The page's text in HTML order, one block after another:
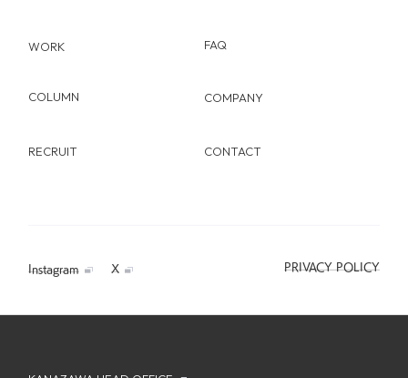
FAQ
WORK
COLUMN COMPANY
RECRUIT CONTACT
Instagram X PRIVACY POLICY